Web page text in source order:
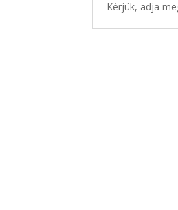
Kérjük, adja